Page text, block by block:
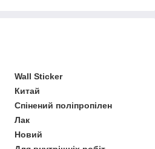
Wall Sticker
Китай
Спінений поліпропілен
Лак
Новий